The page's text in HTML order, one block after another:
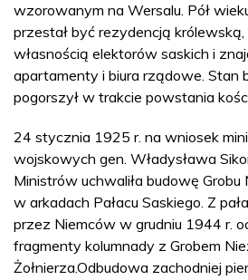
wzorowanym na Wersalu. Pół
przestał być rezydencją królewską,
własnością elektorów saskich i
apartamenty i biura rządowe. Stan
pogorszył w trakcie powstania
24 stycznia 1925 r. na wniosek
wojskowych gen. Władysława
Ministrów uchwaliła budowę Grobu
w arkadach Pałacu Saskiego. Z
przez Niemców w grudniu 1944 r.
fragmenty kolumnady z Grobem
Żołnierza.Odbudowa zachodniej